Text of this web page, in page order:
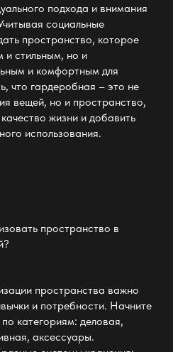
подхода и внимания
социальные
пространство, которое
и стильным, но и
и комфортным для
что гардеробная – это не
вещей, но и пространство,
жизни и добавить
использования.
пространство в
?
пространства важно
и потребности. Начните
категориям: деловая,
аксессуары.